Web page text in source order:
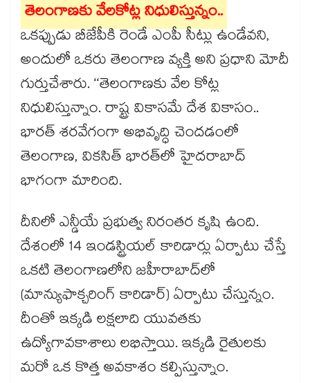
తెలంగాణకు వేలకోట్ల నిధులిస్తున్నం..
ఒకప్పుడు బీజేపీకి రెండే ఎంపీ సీట్లు ఉండేవని,
అందులో ఒకరు తెలంగాణ వ్యక్తి అని ప్రధాని మోదీ
గుర్తుచేశారు. ‘‘తెలంగాణకు వేల కోట్ల
నిధులిస్తున్నాం. రాష్ట్ర వికాసమే దేశ వికాసం..
భారత్​ శరవేగంగా అభివృద్ధి చెందడంలో
తెలంగాణ, వికసిత్​ భారత్‌లో హైదరాబాద్​
భాగంగా మారింది.
దీనిలో ఎన్డీయే ప్రభుత్వ నిరంతర కృషి ఉంది.
దేశంలో 14 ఇండస్ట్రియల్‌​ కారిడార్లు ఏర్పాటు చేస్తే
ఒకటి తెలంగాణలోని జహీరాబాద్‌లో
(మాన్యుఫాక్చరింగ్‌ కారిడార్‌‌) ఏర్పాటు చేస్తున్నం.
దీంతో ఇక్కడి లక్షలాది యువతకు
ఉద్యోగావకాశాలు లభిస్తాయి. ఇక్కడి రైతులకు
మరో ఒక కొత్త అవకాశం కల్పిస్తున్నాం.